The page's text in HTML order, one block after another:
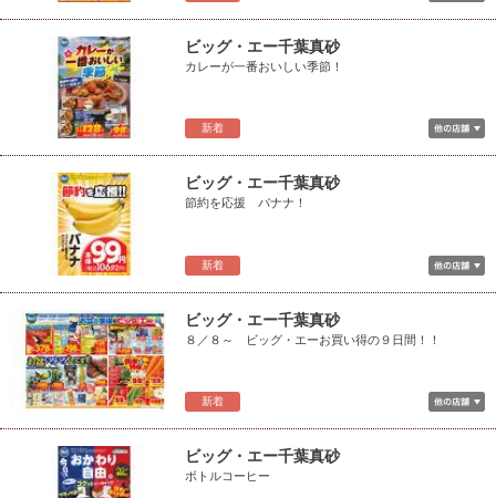
新着
ビッグ・エー千葉真砂
カレーが一番おいしい季節！
新着
ビッグ・エー千葉真砂
節約を応援 バナナ！
新着
ビッグ・エー千葉真砂
８／８～ ビッグ・エーお買い得の９日間！！
ビッグ・エー千葉真砂
ボトルコーヒー